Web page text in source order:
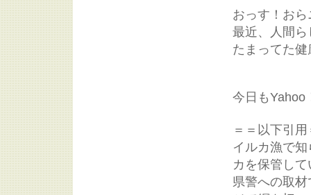
おっす！お
最近、人間
たまってた
今日もYahoo
＝＝以下引
イルカ漁で
カを保管し
県警への取